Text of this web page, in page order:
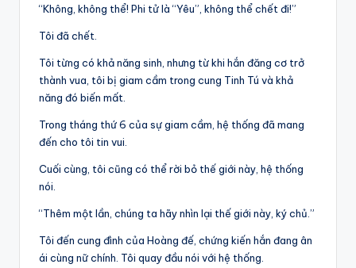
“Không, không thể! Phi tử là “Yêu”, không thể chết đi!”
Tôi đã chết.
Tôi từng có khả năng sinh, nhưng từ khi hắn đăng cơ trở
thành vua, tôi bị giam cầm trong cung Tinh Tú và khả
năng đó biến mất.
Trong tháng thứ 6 của sự giam cầm, hệ thống đã mang
đến cho tôi tin vui.
Cuối cùng, tôi cũng có thể rời bỏ thế giới này, hệ thống
nói.
“Thêm một lần, chúng ta hãy nhìn lại thế giới này, ký chủ.”
Tôi đến cung đình của Hoàng đế, chứng kiến hắn đang ân
ái cùng nữ chính. Tôi quay đầu nói với hệ thống.